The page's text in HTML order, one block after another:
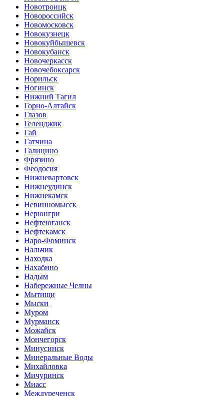
Новотроицк
Новороссийск
Новомосковск
Новокузнецк
Новокуйбышевск
Новокубанск
Новочеркасск
Новочебоксарск
Норильск
Ногинск
Нижний Тагил
Горно-Алтайск
Глазов
Геленджик
Гай
Гатчина
Галицино
Фрязино
Феодосия
Нижневартовск
Нижнеудинск
Нижнекамск
Невинномысск
Нерюнгри
Нефтеюганск
Нефтекамск
Наро-Фоминск
Нальчик
Находка
Нахабино
Надым
Набережные Челны
Мытищи
Мыски
Муром
Мурманск
Можайск
Мончегорск
Минусинск
Минеральные Воды
Михайловка
Мичуринск
Миасс
Междуреченск